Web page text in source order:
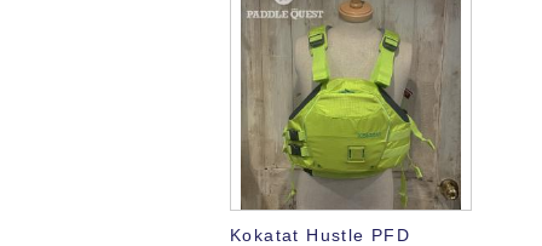
Kokatat Hustle PFD